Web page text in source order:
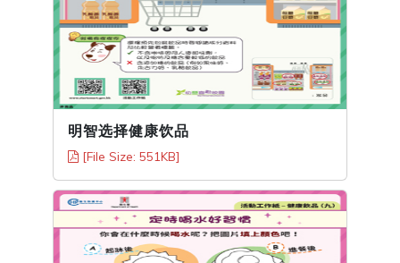
明智选择健康饮品
[File Size: 551KB]